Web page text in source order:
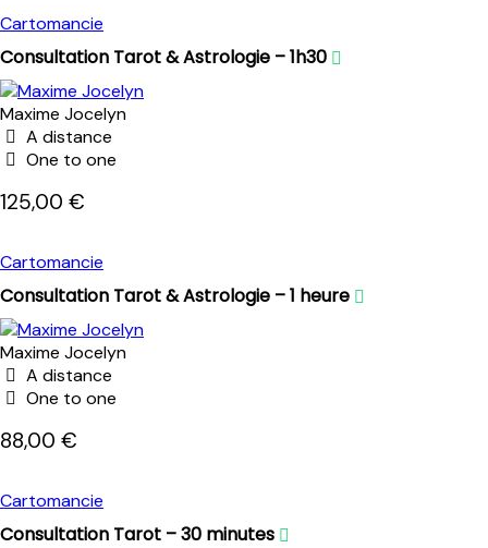
Cartomancie
Consultation Tarot & Astrologie – 1h30
Maxime Jocelyn
A distance
One to one
125,00 €
Cartomancie
Consultation Tarot & Astrologie – 1 heure
Maxime Jocelyn
A distance
One to one
88,00 €
Cartomancie
Consultation Tarot – 30 minutes